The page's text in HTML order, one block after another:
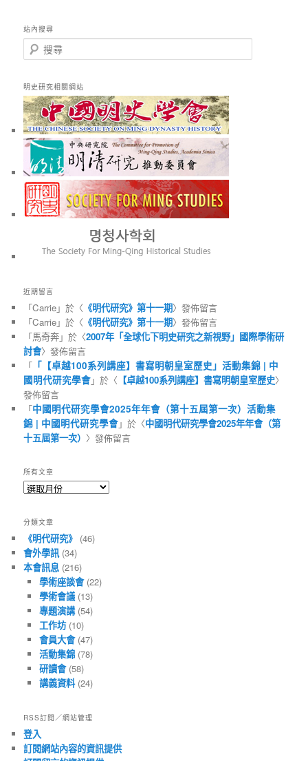
站內搜尋
搜
尋
明史研究相關網站
近期留言
「Carrie」於〈 《明代研究》第十一期〉發佈留言
「Carrie」於〈 《明代研究》第十一期〉發佈留言
「馬奇奔」於〈2007年「全球化下明史研究之新視野」國際學術研
討會〉發佈留言
「 「【卓越100系列講座】書寫明朝皇室歷史」活動集錦 | 中
國明代研究學會」於〈 【卓越100系列講座】書寫明朝皇室歷史〉
發佈留言
「中國明代研究學會2025年年會（第十五屆第一次）活動集
錦 | 中國明代研究學會」於〈中國明代研究學會2025年年會（第
十五屆第一次） 〉發佈留言
所有文章
所
章
分類文章
《明代研究》 (46)
會外學訊(34)
本會訊息 (216)
學術座談會(22)
學術會議(13)
專題演講(54)
工作坊(10)
會員大會(47)
活動集錦(78)
研讀會(58)
講義資料(24)
RSS訂閱／網站管理
登入
訂閱網站內容的資訊提供